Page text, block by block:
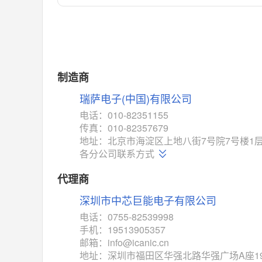
对比
MAX14760
M74HC4852 (意法-ST)
相同功能 相似度 52%
TC4052BF (东芝-Toshiba)
相同功能 相似度 50% 对比
ISL54233 (瑞萨-Renesas)
相同功能 相似度 49%
制造商
瑞萨电子(中国)有限公司
电话：010-82351155
传真：010-82357679
地址：北京市海淀区上地八街7号院7号楼1
各分公司联系方式
代理商
深圳市中芯巨能电子有限公司
电话：0755-82539998
手机：19513905357
邮箱：info@icanic.cn
地址：深圳市福田区华强北路华强广场A座